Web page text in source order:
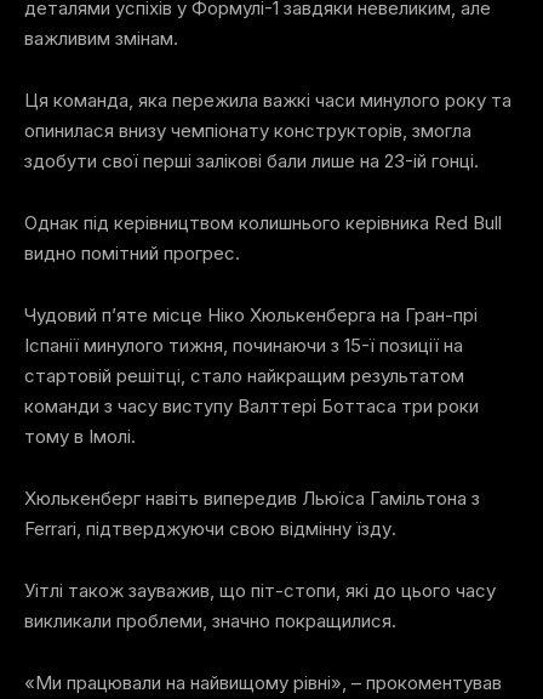
деталями успіхів у Формулі-1 завдяки невеликим, але
важливим змінам.
Ця команда, яка пережила важкі часи минулого року та
опинилася внизу чемпіонату конструкторів, змогла
здобути свої перші залікові бали лише на 23-ій гонці.
Однак під керівництвом колишнього керівника Red Bull
видно помітний прогрес.
Чудовий п’яте місце Ніко Хюлькенберга на Гран-прі
Іспанії минулого тижня, починаючи з 15-ї позиції на
стартовій решітці, стало найкращим результатом
команди з часу виступу Валттері Боттаса три роки
тому в Імолі.
Хюлькенберг навіть випередив Льюїса Гамільтона з
Ferrari, підтверджуючи свою відмінну їзду.
Уітлі також зауважив, що піт-стопи, які до цього часу
викликали проблеми, значно покращилися.
«Ми працювали на найвищому рівні», – прокоментував